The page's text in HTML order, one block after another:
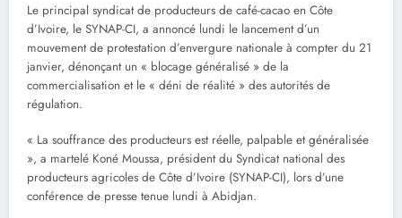
Le principal syndicat de producteurs de café-cacao en Côte
d’Ivoire, le SYNAP-CI, a annoncé lundi le lancement d’un
mouvement de protestation d’envergure nationale à compter du 21
janvier, dénonçant un « blocage généralisé » de la
commercialisation et le « déni de réalité » des autorités de
régulation.
« La souffrance des producteurs est réelle, palpable et généralisée
», a martelé Koné Moussa, président du Syndicat national des
producteurs agricoles de Côte d’Ivoire (SYNAP-CI), lors d’une
conférence de presse tenue lundi à Abidjan.